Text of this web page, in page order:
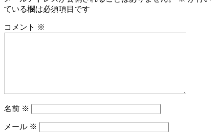
ている欄は必須項目です
コメント ※
名前 ※
メール ※